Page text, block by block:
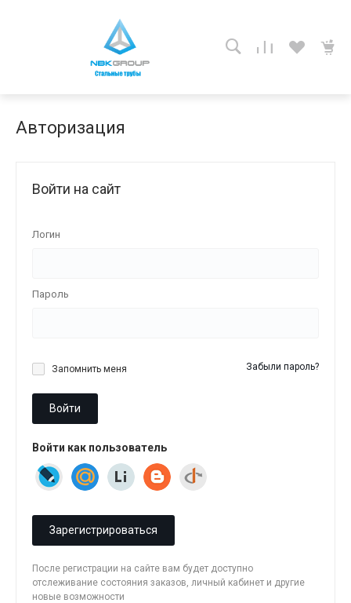
Авторизация
Войти на сайт
Логин
Пароль
Запомнить меня Забыли пароль?
Войти
Войти как пользователь
Зарегистрироваться
После регистрации на сайте вам будет доступно
отслеживание состояния заказов, личный кабинет и другие
новые возможности